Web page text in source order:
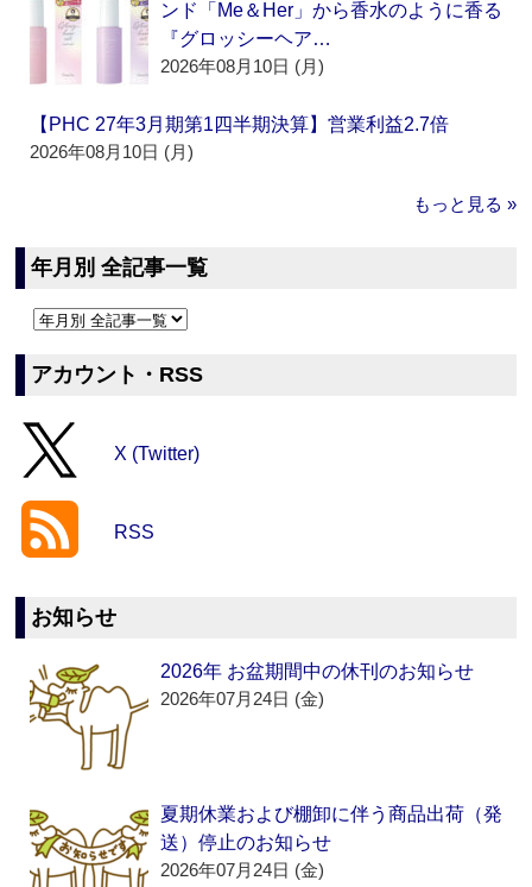
ンド「Me＆Her」から香水のように香る
『グロッシーヘア…
2026年08月10日 (月)
【PHC 27年3月期第1四半期決算】営業利益2.7倍
2026年08月10日 (月)
もっと見る »
年月別 全記事一覧
アカウント・RSS
X (Twitter)
RSS
お知らせ
2026年 お盆期間中の休刊のお知らせ
2026年07月24日 (金)
夏期休業および棚卸に伴う商品出荷（発
送）停止のお知らせ
2026年07月24日 (金)